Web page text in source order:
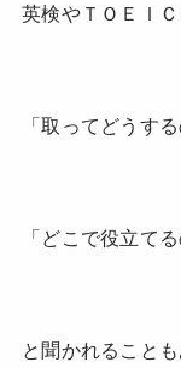
英検やＴＯＥＩ
「取ってどうする
「どこで役立てる
と聞かれることも